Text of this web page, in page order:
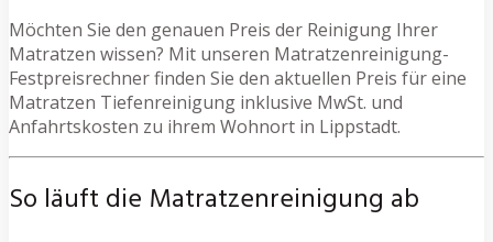
Möchten Sie den genauen Preis der Reinigung Ihrer
Matratzen wissen? Mit unseren Matratzenreinigung-
Festpreisrechner finden Sie den aktuellen Preis für eine
Matratzen Tiefenreinigung inklusive MwSt. und
Anfahrtskosten zu ihrem Wohnort in Lippstadt.
So läuft die Matratzenreinigung ab